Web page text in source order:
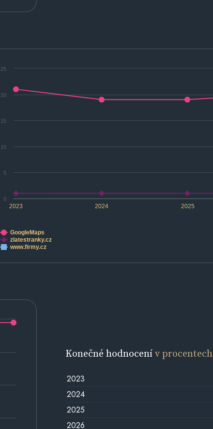
2023 2024 2025
0
5
10
15
20
25
GoogleMaps
zlatestranky.cz
www.firmy.cz
Konečné hodnocenív procentech
2023
2024
2025
2026